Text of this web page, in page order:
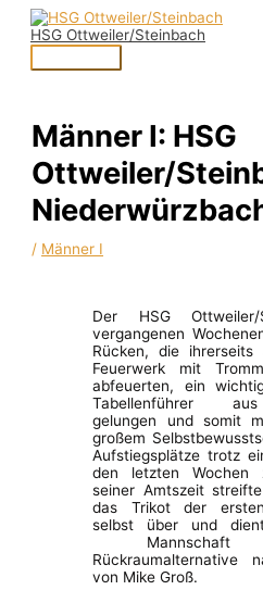
Zum
Inhalt
springen
HSG Ottweiler/Steinbach
Hauptmenü
Männer I: HSG
Ottweiler/
/ Männer I
Der HSG
vergangenen
Rücken, die
Feuerwerk mit
abfeuerten, ein
Tabellenführer
gelungen und somit
großem
Aufstiegsplätze trotz
den letzten Wochen
seiner Amtszeit
das Trikot der
selbst über und
Rückraumalternative
von Mike Groß.